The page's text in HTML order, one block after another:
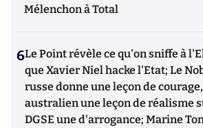
Mélenchon à Total
6Le Point révèle ce qu'on sniffe à
que Xavier Niel hacke l'Etat; Le
russe donne une leçon de
australien une leçon de réalisme
DGSE une d'arrogance; Marine